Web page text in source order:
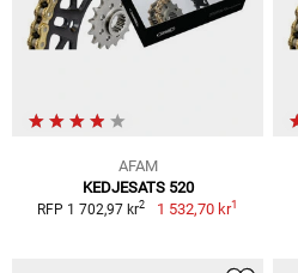
AFAM
KEDJESATS 520
RFP 1 702,97 kr2 1 532,70 kr1